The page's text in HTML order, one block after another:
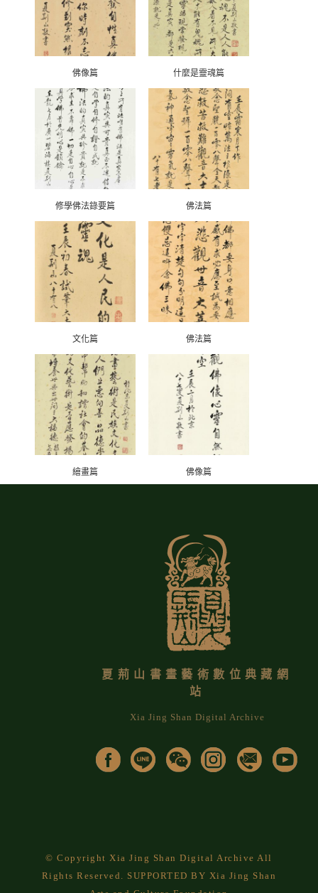
佛像篇 什麼是靈魂篇
修學佛法錄要篇 佛法篇
文化篇 佛法篇
繪畫篇 佛像篇
夏荊山書畫藝術數位典藏網
站
Xia Jing Shan Digital Archive
© Copyright Xia Jing Shan Digital Archive All
Rights Reserved. SUPPORTED BY Xia Jing Shan